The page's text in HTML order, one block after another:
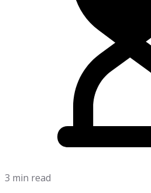
3 min read